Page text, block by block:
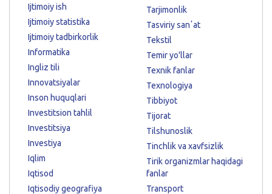
Ijtimoiy ish
Ijtimoiy statistika
Ijtimoiy tadbirkorlik
Informatika
Ingliz tili
Innovatsiyalar
Inson huquqlari
Investitsion tahlil
Investitsiya
Investiya
Iqlim
Iqtisod
Iqtisodiy geografiya
Tarjimonlik
Tasviriy sanʼat
Tekstil
Temir yo'llar
Texnik fanlar
Texnologiya
Tibbiyot
Tijorat
Tilshunoslik
Tinchlik va xavfsizlik
Tirik organizmlar haqidagi
fanlar
Transport